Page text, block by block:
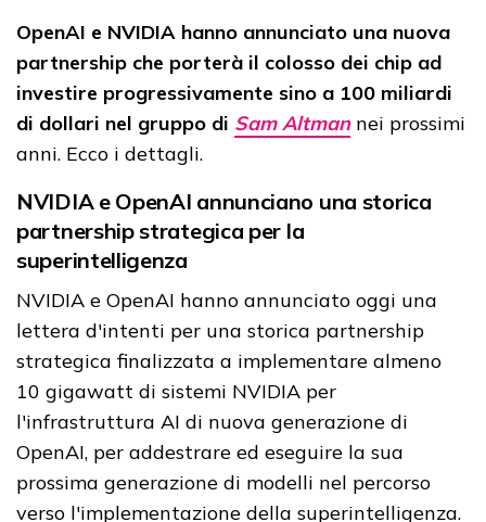
OpenAI e NVIDIA hanno annunciato una nuova
partnership che porterà il colosso dei chip ad
investire progressivamente sino a 100 miliardi
di dollari nel gruppo di Sam Altmannei prossimi
anni. Ecco i dettagli.
NVIDIA e OpenAI annunciano una storica
partnership strategica per la
superintelligenza
NVIDIA e OpenAI hanno annunciato oggi una
lettera d'intenti per una storica partnership
strategica finalizzata a implementare almeno
10 gigawatt di sistemi NVIDIA per
l'infrastruttura AI di nuova generazione di
OpenAI, per addestrare ed eseguire la sua
prossima generazione di modelli nel percorso
verso l'implementazione della superintelligenza.